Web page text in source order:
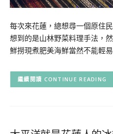
每次來花蓮，總想尋一個原住
想到的是山林野菜料理手法，
鮮撈現煮肥美海鮮當然不能輕
CONTINUE READING